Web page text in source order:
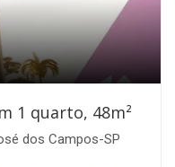
1 quarto, 48m²
dos Campos-SP